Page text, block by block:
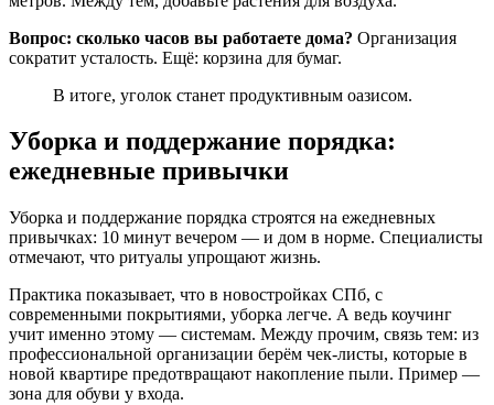
Вопрос: сколько часов вы работаете дома? Организация
сократит усталость. Ещё: корзина для бумаг.
В итоге, уголок станет продуктивным оазисом.
Уборка и поддержание порядка:
ежедневные привычки
Уборка и поддержание порядка строятся на ежедневных
привычках: 10 минут вечером — и дом в норме. Специалисты
отмечают, что ритуалы упрощают жизнь.
Практика показывает, что в новостройках СПб, с
современными покрытиями, уборка легче. А ведь коучинг
учит именно этому — системам. Между прочим, связь тем: из
профессиональной организации берём чек-листы, которые в
новой квартире предотвращают накопление пыли. Пример —
зона для обуви у входа.